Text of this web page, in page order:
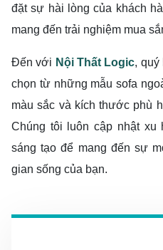
đặt sự hài lòng của khách
mang đến trải nghiệm mua
Đến với Nội Thất Logic, quý
chọn từ những mẫu sofa
màu sắc và kích thước phù
Chúng tôi luôn cập nhật
sáng tạo để mang đến sự
gian sống của bạn.